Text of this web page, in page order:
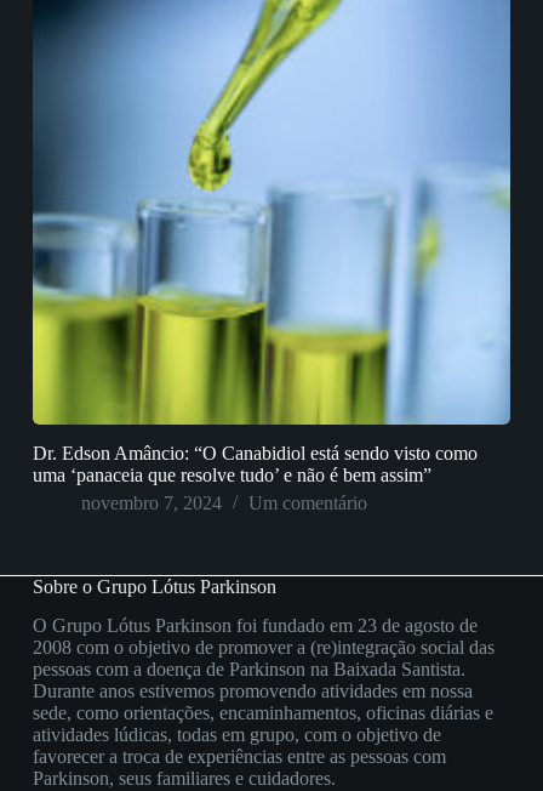
Dr. Edson Amâncio: “O Canabidiol está sendo visto como
uma ‘panaceia que resolve tudo’ e não é bem assim”
novembro 7, 2024
Um comentário
Sobre o Grupo Lótus Parkinson
O Grupo Lótus Parkinson foi fundado em 23 de agosto de
2008 com o objetivo de promover a (re)integração social das
pessoas com a doença de Parkinson na Baixada Santista.
Durante anos estivemos promovendo atividades em nossa
sede, como orientações, encaminhamentos, oficinas diárias e
atividades lúdicas, todas em grupo, com o objetivo de
favorecer a troca de experiências entre as pessoas com
Parkinson, seus familiares e cuidadores.